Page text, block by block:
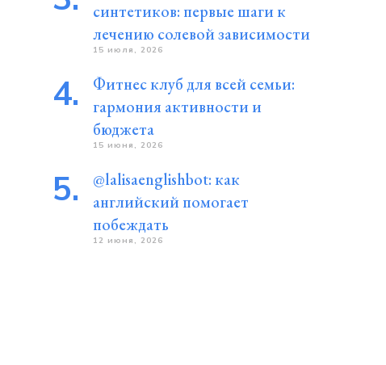
синтетиков: первые шаги к
лечению солевой зависимости
15 июля, 2026
Фитнес клуб для всей семьи:
гармония активности и
бюджета
15 июня, 2026
@lalisaenglishbot: как
английский помогает
побеждать
12 июня, 2026